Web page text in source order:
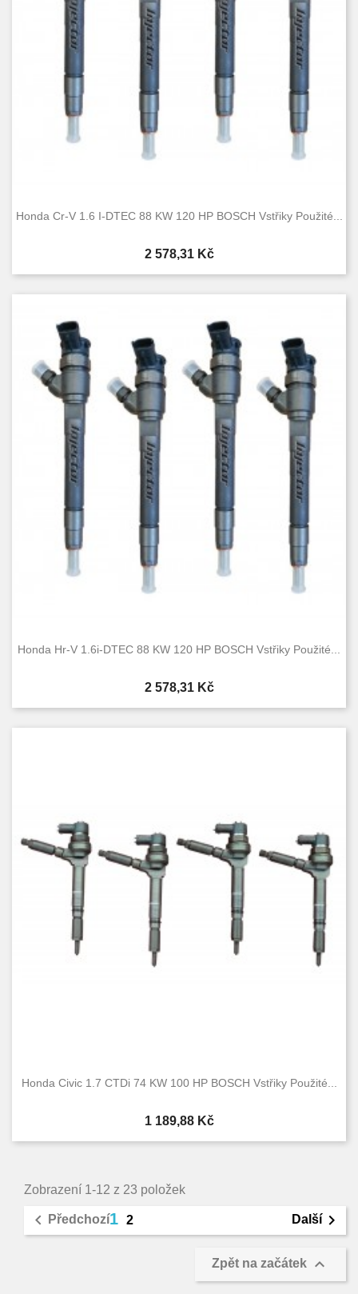
Honda Cr-V 1.6 I-DTEC 88 KW 120 HP BOSCH Vstřiky Použité...
Cena
2 578,31 Kč
Honda Hr-V 1.6i-DTEC 88 KW 120 HP BOSCH Vstřiky Použité...
Cena
2 578,31 Kč
Honda Civic 1.7 CTDi 74 KW 100 HP BOSCH Vstřiky Použité...
Cena
1 189,88 Kč
Zobrazení 1-12 z 23 položek
 Předchozí1 2 Další
Zpět na začátek 